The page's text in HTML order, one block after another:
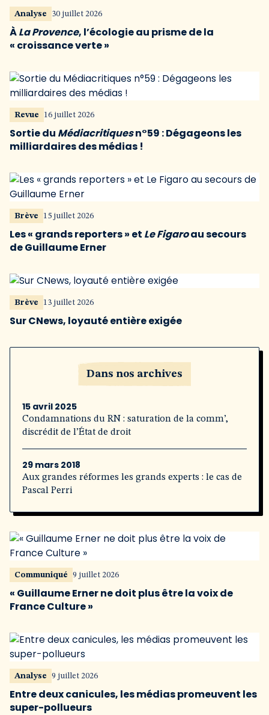
Analyse 30 juillet 2026
ÀLa Provence, l’écologie au prisme de la
« croissance verte »
Revue 16 juillet 2026
Sortie du Médiacritiquesn°59 : Dégageons les
milliardaires des médias !
Brève 15 juillet 2026
Les « grands reporters » et Le Figaroau secours
de Guillaume Erner
Brève 13 juillet 2026
Sur CNews, loyauté entière exigée
Dans nos archives
15 avril 2025
Condamnations du RN : saturation de la comm’,
discrédit de l’État de droit
29 mars 2018
Aux grandes réformes les grands experts : le cas de
Pascal Perri
Communiqué 9 juillet 2026
« Guillaume Erner ne doit plus être la voix de
France Culture »
Analyse 9 juillet 2026
Entre deux canicules, les médias promeuvent les
super-pollueurs